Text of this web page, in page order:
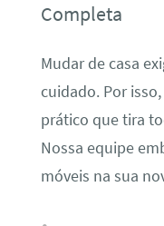
Completa
Mudar de casa
cuidado. Por
prático que tira
Nossa equipe
móveis na sua